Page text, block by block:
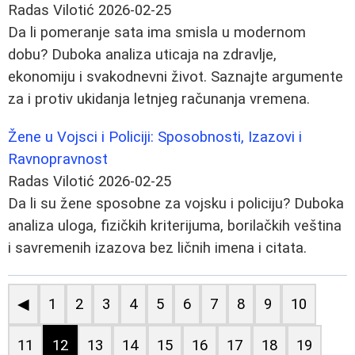
Radas Vilotić 2026-02-25
Da li pomeranje sata ima smisla u modernom
dobu? Duboka analiza uticaja na zdravlje,
ekonomiju i svakodnevni život. Saznajte argumente
za i protiv ukidanja letnjeg računanja vremena.
Žene u Vojsci i Policiji: Sposobnosti, Izazovi i
Ravnopravnost
Radas Vilotić 2026-02-25
Da li su žene sposobne za vojsku i policiju? Duboka
analiza uloga, fizičkih kriterijuma, borilačkih veština
i savremenih izazova bez ličnih imena i citata.
◀ 1 2 3 4 5 6 7 8 9 10
11 12 13 14 15 16 17 18 19